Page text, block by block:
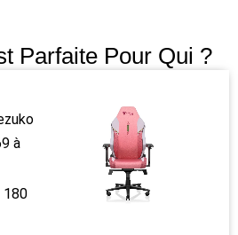
Parfaite Pour Qui ?
à
180